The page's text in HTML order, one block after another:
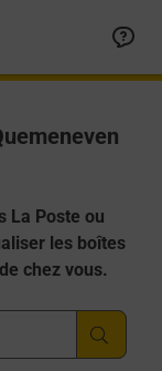
La Poste ou
les boîtes
chez vous.